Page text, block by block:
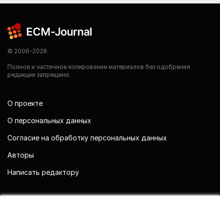
© 2006-2026
Полное и частичное копирование материалов без одобрения
редакции запрещено.
О проекте
О персональных данных
Согласие на обработку персональных данных
Авторы
Написать редактору